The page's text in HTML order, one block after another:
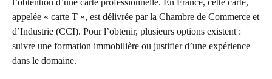
l’obtention d’une carte professionnelle. En France, cette carte,
appelée « carte T », est délivrée par la Chambre de Commerce et
d’Industrie (CCI). Pour l’obtenir, plusieurs options existent :
suivre une formation immobilière ou justifier d’une expérience
dans le domaine.